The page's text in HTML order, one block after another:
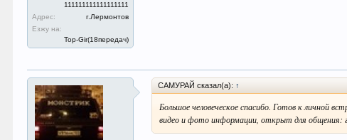
111111111111111111
Адрес:
г.Лермонтов
Езжу на:
Top-Gir(18передач)
САМУРАЙ сказал(а): ↑
Большое человеческое спасибо. Готов к личной
видео и фото информации, открыт для общения: